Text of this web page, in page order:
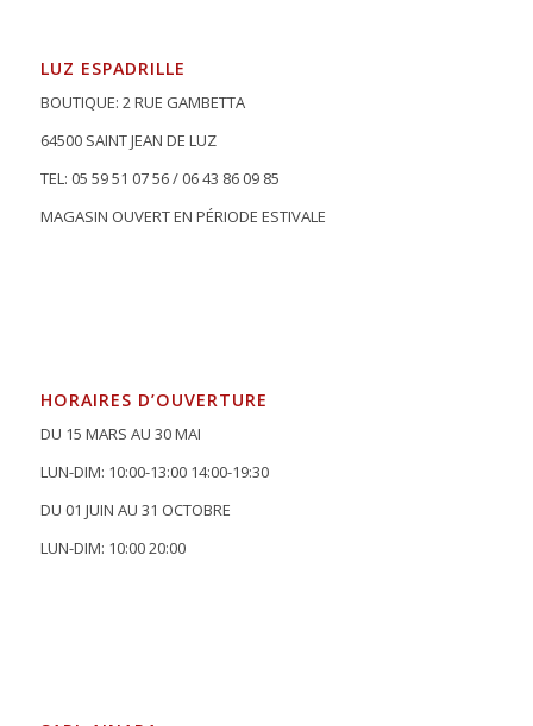
LUZ ESPADRILLE
BOUTIQUE: 2 RUE GAMBETTA
64500 SAINT JEAN DE LUZ
TEL: 05 59 51 07 56 / 06 43 86 09 85
MAGASIN OUVERT EN PÉRIODE ESTIVALE
HORAIRES D’OUVERTURE
DU 15 MARS AU 30 MAI
LUN-DIM: 10:00-13:00 14:00-19:30
DU 01 JUIN AU 31 OCTOBRE
LUN-DIM: 10:00 20:00